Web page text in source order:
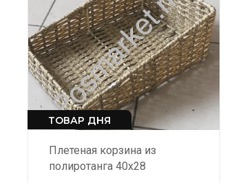
ТОВАР ДНЯ
Плетеная корзина из
полиротанга 40х28